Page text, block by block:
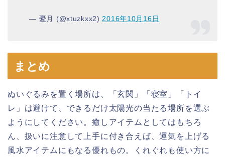
— 憂月 (@xtuzkxx2)2016年10月16日
まとめ
ぬいぐるみを置く場所は、「玄関」「寝室」「トイ
レ」は避けて、できるだけ太陽光の当たる場所を選ぶ
ようにしてください。癒しアイテムとしてはもちろ
ん、扱いに注意して上手に付き合えば、運気を上げる
風水アイテムにもなる優れもの。くれぐれも使い方に